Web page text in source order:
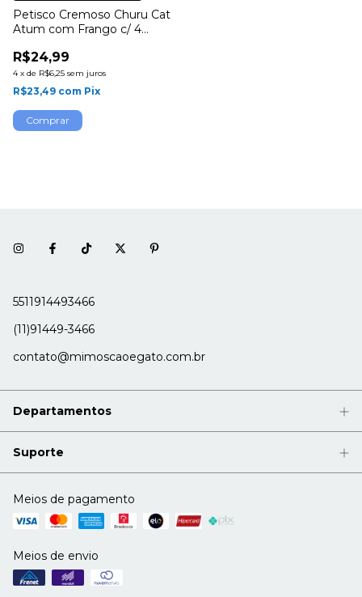
Petisco Cremoso Churu Cat
Atum com Frango c/ 4
R$24,99
4 x de R$6,25 sem juros
R$23,49 com Pix
5511914493466
(11)91449-3466
contato@mimoscaoegato.com.br
Departamentos
Suporte
Meios de pagamento
Meios de envio